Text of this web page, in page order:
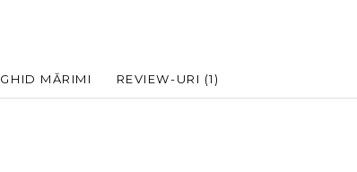
GHID MĂRIMI REVIEW-URI (1)